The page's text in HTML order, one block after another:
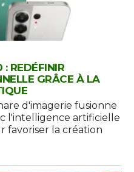
REDÉFINIR
GRÂCE À LA
d'imagerie fusionne
l'intelligence artificielle
favoriser la création